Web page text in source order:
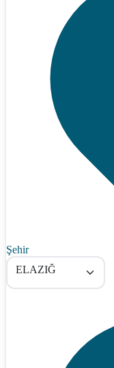
Şehir
ELAZIĞ